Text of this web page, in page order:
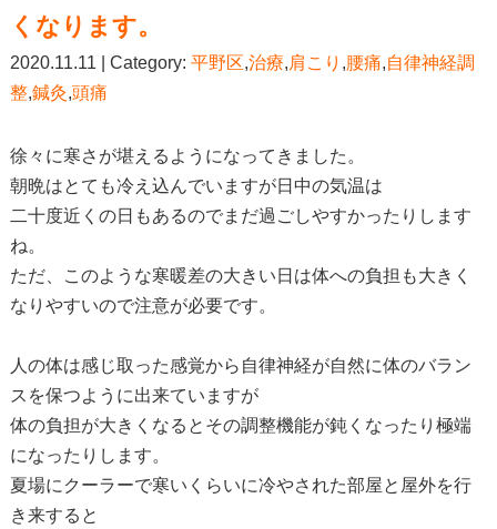
くなります。
2020.11.11 | Category: 平野区,治療,肩こり ,腰痛,自律神経調
整,鍼灸,頭痛
徐々に寒さが堪えるようになってきました。
朝晩はとても冷え込んでいますが日中の気温は
二十度近くの日もあるのでまだ過ごしやすかったりします
ね。
ただ、このような寒暖差の大きい日は体への負担も大きく
なりやすいので注意が必要です。
人の体は感じ取った感覚から自律神経が自然に体のバラン
スを保つように出来ていますが
体の負担が大きくなるとその調整機能が鈍くなったり極端
になったりします。
夏場にクーラーで寒いくらいに冷やされた部屋と屋外を行
き来すると